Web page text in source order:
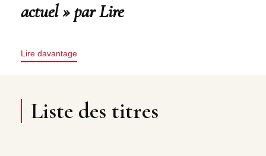
actuel » par Lire
Lire davantage
Liste des titres